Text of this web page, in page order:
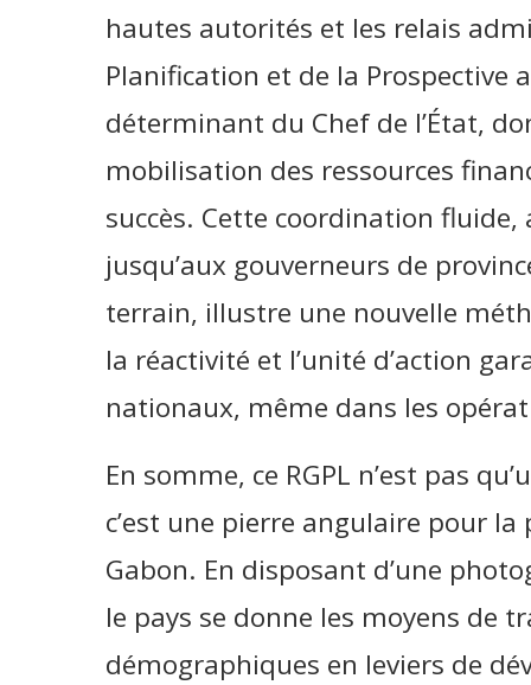
hautes autorités et les relais
Planification et de la Prospective
déterminant du Chef de l’État,
mobilisation des ressources
succès. Cette coordination
jusqu’aux gouverneurs de
terrain, illustre une nouvelle
la réactivité et l’unité d’action
nationaux, même dans les
En somme, ce RGPL n’est pas
c’est une pierre angulaire pour
Gabon. En disposant d’une
le pays se donne les moyens de
démographiques en leviers de